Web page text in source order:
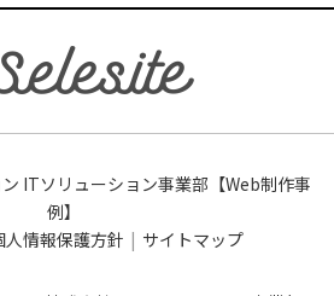
ITソリューション事業部【Web制作事
例】
人情報保護方針 サイトマップ